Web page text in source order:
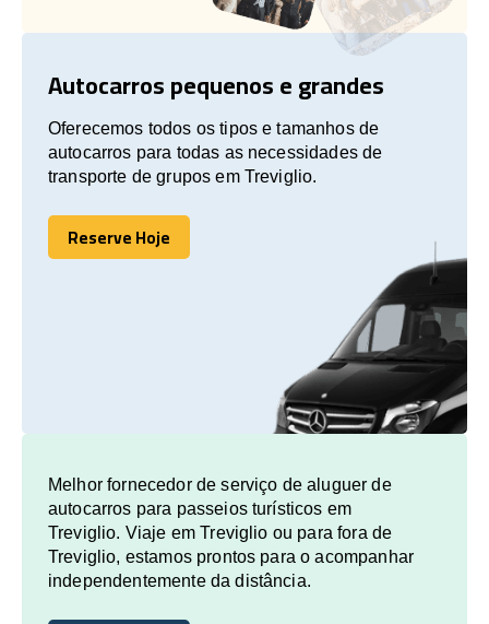
Autocarros pequenos e grandes
Oferecemos todos os tipos e tamanhos de
autocarros para todas as necessidades de
transporte de grupos em Treviglio.
Reserve Hoje
Reserve Hoje
Melhor fornecedor de serviço de aluguer de
autocarros para passeios turísticos em
Treviglio. Viaje em Treviglio ou para fora de
Treviglio, estamos prontos para o acompanhar
independentemente da distância.